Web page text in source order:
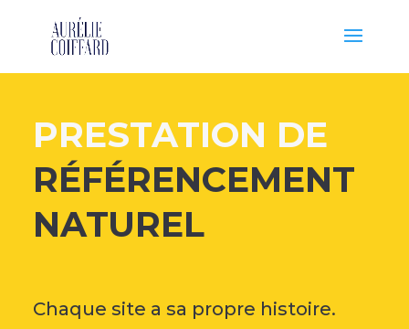
PRESTATION DE
RÉFÉRENCEMENT
NATUREL
Chaque site a sa propre histoire.